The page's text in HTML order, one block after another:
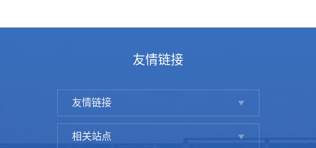
友情链接
友情链接
相关站点